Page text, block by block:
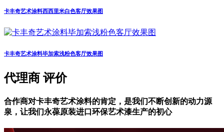
卡丰奇艺术涂料西西里米白色客厅效果图
卡丰奇艺术涂料毕加索浅粉色客厅效果图
代理商 评价
合作商对卡丰奇艺术涂料的肯定，是我们不断创新的动力源
泉，让我们永葆原装进口环保艺术漆生产的初心